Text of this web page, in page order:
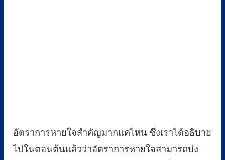
อัตราการหายใจสำคัญมากแค่ไหน ซึ่งเราได้อธิบาย
ไปในตอนต้นแล้วว่าอัตราการหายใจสามารถบ่ง